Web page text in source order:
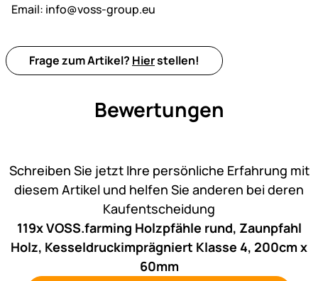
Email: info@voss-group.eu
Frage zum Artikel? Hierstellen!
Bewertungen
Schreiben Sie jetzt Ihre persönliche Erfahrung mit
diesem Artikel und helfen Sie anderen bei deren
Kaufentscheidung
119x VOSS.farming Holzpfähle rund, Zaunpfahl
Holz, Kesseldruckimprägniert Klasse 4, 200cm x
60mm